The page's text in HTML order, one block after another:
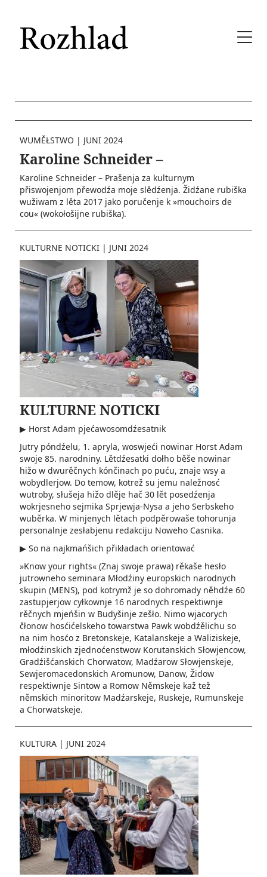
WUMĚŁSTWO | JUNI 2024
Karoline Schneider –
Karoline Schneider – Prašenja za kulturnym
přiswojenjom přewodźa moje slědźenja. Židźane rubiška
wužiwam z lěta 2017 jako poručenje k »mouchoirs de
cou« (wokołošijne rubiška).
KULTURNE NOTICKI | JUNI 2024
KULTURNE NOTICKI
▶ Horst Adam pjećawosomdźesatnik
Jutry póndźelu, 1. apryla, woswjeći nowinar Horst Adam
swoje 85. narodniny. Lětdźesatki dołho běše nowinar
hižo w dwurěčnych kónčinach po puću, znaje wsy a
wobydlerjow. Do temow, kotrež su jemu naležnosć
wutroby, słušeja hižo dlěje hač 30 lět posedźenja
wokrjesneho sejmika Sprjewja-Nysa a jeho Serbskeho
wuběrka. W minjenych lětach podpěrowaše tohorunja
personalnje zesłabjenu redakciju Noweho Casnika.
▶ So na najkmańšich přikładach orientować
»Know your rights« (Znaj swoje prawa) rěkaše hesło
jutrowneho seminara Młodźiny europskich narodnych
skupin (MENS), pod kotrymž je so dohromady něhdźe 60
zastupjerjow cyłkownje 16 narodnych respektiwnje
rěčnych mjeńšin w Budyšinje zešło. Nimo wjacorych
čłonow hosćićelskeho towarstwa Pawk wobdźělichu so
na nim hosćo z Bretonskeje, Katalanskeje a Waliziskeje,
młodźinskich zjednoćenstwow Korutanskich Słowjencow,
Gradźišćanskich Chorwatow, Madźarow Słowjenskeje,
Sewjeromacedonskich Aromunow, Danow, Židow
respektiwnje Sintow a Romow Němskeje kaž tež
němskich minoritow Madźarskeje, Ruskeje, Rumunskeje
a Chorwatskeje.
KULTURA | JUNI 2024